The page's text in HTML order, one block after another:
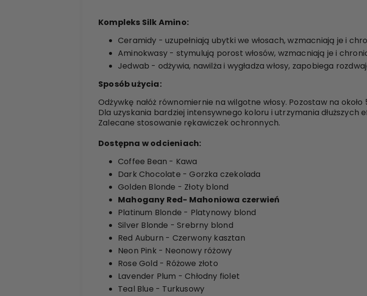
Kompleks Silk Amino:
Ceramidy - uzupełniają ubytki we włosach, wzmacniają je i
Aminokwasy - stymulują porost włosów, wzmacniają je i
Jedwab - odżywia, nawilża i wygładza włosy, zapobiega
Sposób użycia:
Odżywkę nałóż równomiernie na wilgotne włosy. Pozostaw na około
Dla uzyskania bardziej intensywnego koloru i utrzymania dłuższych
Zalecane stosowanie rękawiczek ochronnych.
Dostępna w odcieniach:
Coffee Bean - Kawa
Dark Chocolate - Gorzka czekolada
Golden Blonde - Złoty blond
Mahogany Red- Mahoniowa czerwień
Platinum Blonde - Platynowy blond
Silver Blonde - Srebrny blond
Red Auburn - Czerwony kasztan
Neon Pink - Neonowy różowy
Rose Gold - Różowe złoto
Lavender Plum - Chłodny fiolet
Teal Blue - Turkusowy